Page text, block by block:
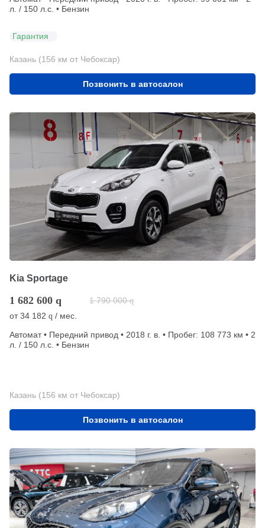
л. / 150 л.с. • Бензин
Гарантия
Казань (156 км от Чебоксар)
Позвонить в автосалон
Kia Sportage
1 682 600 q 1 790 000 q
от34 182 q / мес.
Автомат • Передний привод • 2018 г. в. • Пробег: 108 773 км • 2
л. / 150 л.с. • Бензин
Казань (156 км от Чебоксар)
Позвонить в автосалон